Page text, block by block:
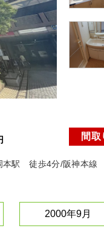
間取
駅 徒歩4分/阪神本
2000年9月